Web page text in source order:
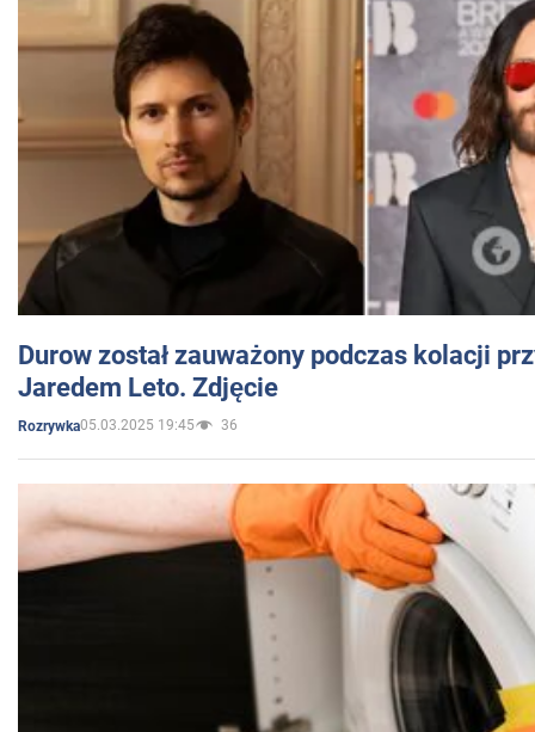
Durow został zauważony podczas kolacji
Jaredem Leto. Zdjęcie
Rozrywka05.03.2025 19:45 36